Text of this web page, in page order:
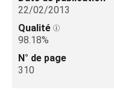
22/02/2013
Qualité
98.18%
N° de page
310